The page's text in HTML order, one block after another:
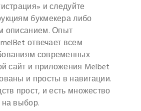
и следуйте
букмекера либо
описанием. Опыт
отвечает всем
современных
сайт и приложения Melbet
и просты в навигации.
прост, и есть множество
выбор.